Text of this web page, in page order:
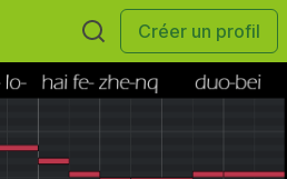
Créer un profil